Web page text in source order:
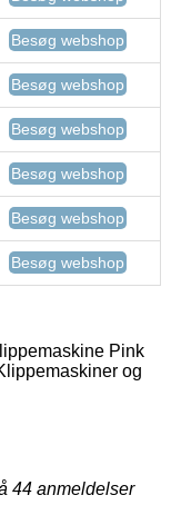
Besøg webshop
Besøg webshop
Besøg webshop
Besøg webshop
Besøg webshop
Besøg webshop
Pink
og
44 anmeldelser